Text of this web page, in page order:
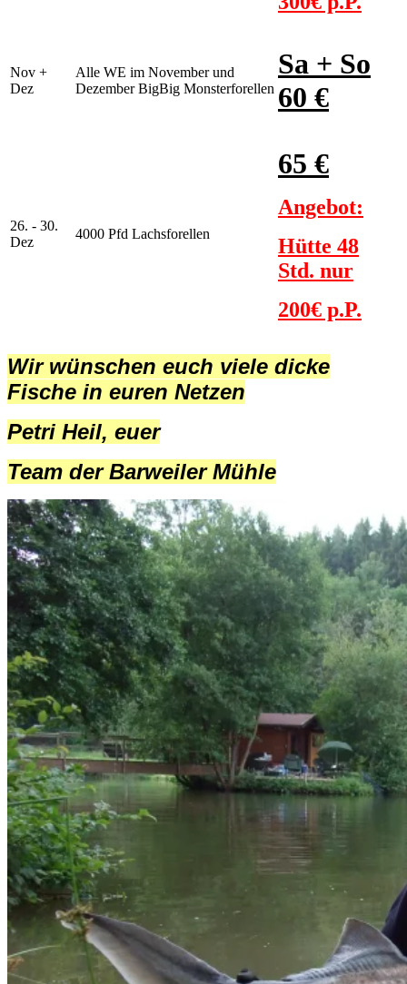
Nov +
Dez
Alle WE im November und
Dezember BigBig Monsterforellen
Sa + So
60 €
26. - 30.
Dez
4000 Pfd Lachsforellen
65 €
Angebot:
Hütte 48
Std. nur
200€ p.P.
Wir wünschen euch viele dicke
Fische in euren Netzen
Petri Heil, euer
Team der Barweiler Mühle